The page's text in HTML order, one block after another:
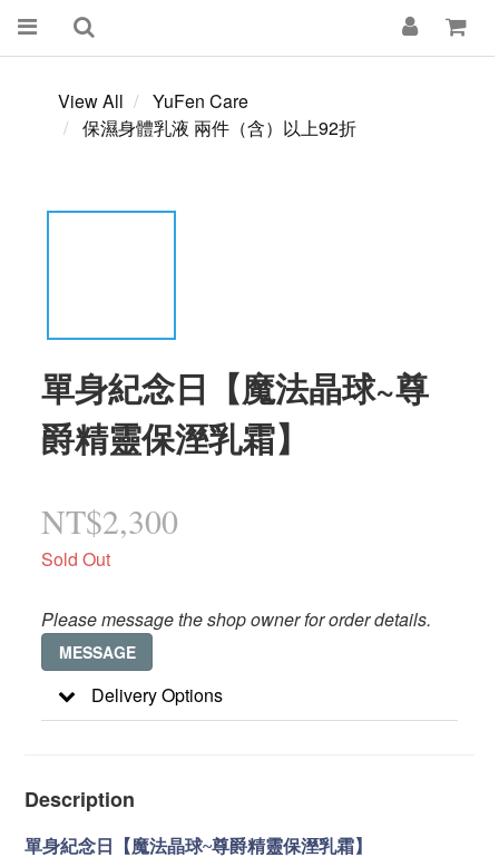
View All
YuFen Care
保濕身體乳液 兩件（含）以上92折
單身紀念日【魔法晶球~尊
爵精靈保溼乳霜】
NT$2,300
Sold Out
Please message the shop owner for order details.
MESSAGE
Delivery Options
Description
單身紀念日【魔法晶球~尊爵精靈保溼乳霜】